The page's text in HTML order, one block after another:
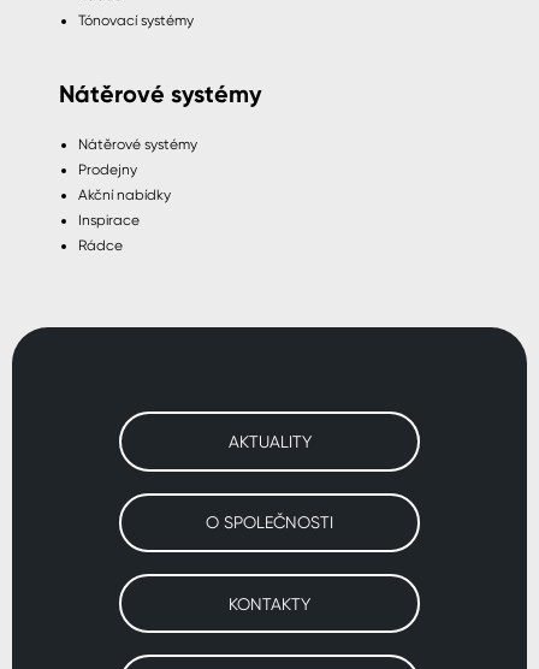
Tónovací systémy
Nátěrové systémy
Nátěrové systémy
Prodejny
Akční nabídky
Inspirace
Rádce
AKTUALITY
O SPOLEČNOSTI
KONTAKTY